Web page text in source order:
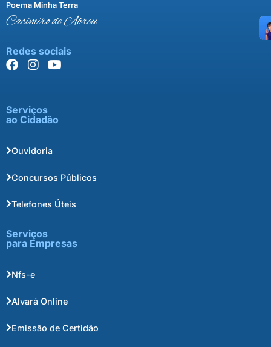
Poema Minha Terra
Casimiro de Abreu
Redes sociais
Serviços
ao Cidadão
Ouvidoria
Concursos Públicos
Telefones Úteis
Serviços
para Empresas
Nfs-e
Alvará Online
Emissão de Certidão